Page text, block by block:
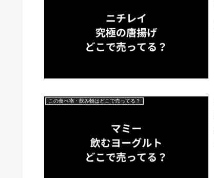
この食べ物・飲み物はどこで売ってる？